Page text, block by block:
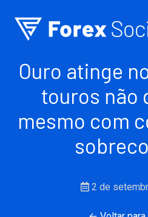
Ouro atinge
touros não
mesmo com
2 de